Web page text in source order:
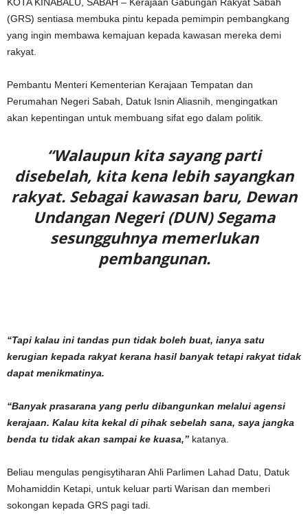
(GRS) sentiasa membuka pintu kepada pemimpin pembangkang
yang ingin membawa kemajuan kepada kawasan mereka demi
rakyat.
Pembantu Menteri Kementerian Kerajaan Tempatan dan
Perumahan Negeri Sabah, Datuk Isnin Aliasnih, mengingatkan
akan kepentingan untuk membuang sifat ego dalam politik.
“Walaupun kita sayang parti
disebelah, kita kena lebih sayangkan
rakyat. Sebagai kawasan baru, Dewan
Undangan Negeri (DUN) Segama
sesungguhnya memerlukan
pembangunan.
“Tapi kalau ini tandas pun tidak boleh buat, ianya satu
kerugian kepada rakyat kerana hasil banyak tetapi rakyat tidak
dapat menikmatinya.
“Banyak prasarana yang perlu dibangunkan melalui agensi
kerajaan. Kalau kita kekal di pihak sebelah sana, saya jangka
benda tu tidak akan sampai ke kuasa,” katanya.
Beliau mengulas pengisytiharan Ahli Parlimen Lahad Datu, Datuk
Mohamiddin Ketapi, untuk keluar parti Warisan dan memberi
sokongan kepada GRS pagi tadi.